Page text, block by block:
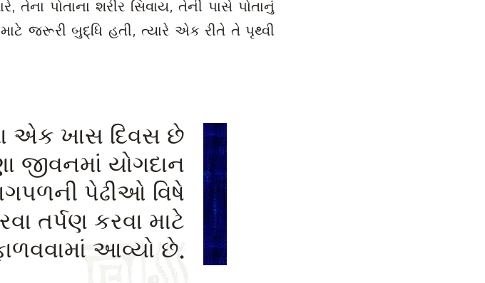
પોતાના શરીર સિવાય, તેની પાસે પોતાનું
જરૂરી બુદ્ધિ હતી, ત્યારે એક રીતે તે પૃથ્વી
એક ખાસ દિવસ છે
યોગદાન
પેઢીઓ વિષે
તર્પણ કરવા માટે
આવ્યો છે.